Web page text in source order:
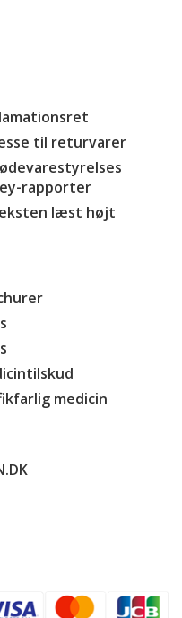
til returvarer
rapporter
læst højt
medicin